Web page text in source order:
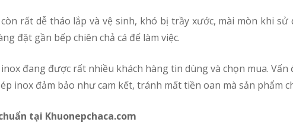
đặt gần bếp chiên chả cá để làm việc.
inox đảm bảo như cam kết, tránh mất tiền oan mà sản phẩm
tại Khuonepchaca.com